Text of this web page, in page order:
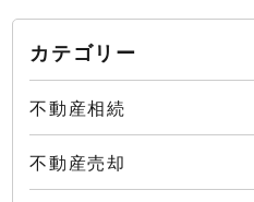
カテゴリー
不動産相続
不動産売却